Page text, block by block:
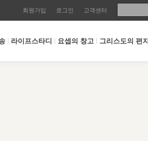
회원가입 로그인 고객센터
라이프스타디 요셉의 창고 그리스도의 편지